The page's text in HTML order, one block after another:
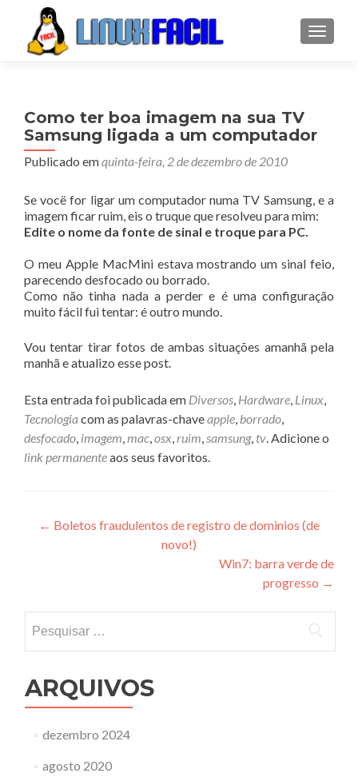
Como ter boa imagem na sua TV
Samsung ligada a um computador
Publicado emquinta-feira, 2 de dezembro de 2010
Se vocë for ligar um computador numa TV Samsung, e a
imagem ficar ruim, eis o truque que resolveu para mim:
Edite o nome da fonte de sinal e troque para PC.
O meu Apple MacMini estava mostrando um sinal feio,
parecendo desfocado ou borrado.
Como não tinha nada a perder e é uma configuração
muito fácil fui tentar: é outro mundo.
Vou tentar tirar fotos de ambas situações amanhã pela
manhã e atualizo esse post.
Esta entrada foi publicada em Diversos, Hardware, Linux,
Tecnologiacom as palavras-chaveapple, borrado,
desfocado, imagem,mac,osx,ruim,samsung, tv. Adicione o
link permanenteaos seus favoritos.
Navegação
← Boletos fraudulentos de registro de dominios (de
novo!)
Win7: barra verde de
progresso →
por:
ARQUIVOS
dezembro 2024
agosto 2020